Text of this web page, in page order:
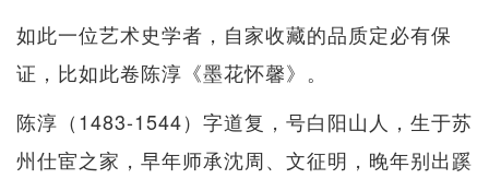
如此一位艺术史学者，自家收藏的品质定必有保
证，比如此卷陈淳《墨花怀馨》。
陈淳（1483-1544）字道复，号白阳山人，生于苏
州仕宦之家，早年师承沈周、文征明，晚年别出蹊